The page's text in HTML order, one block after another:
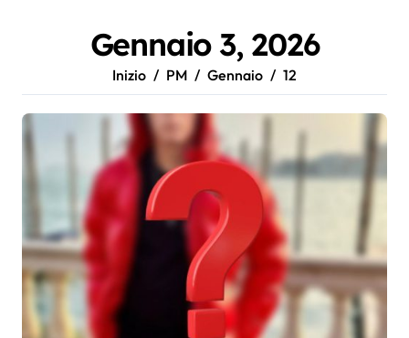
Gennaio 3, 2026
Inizio PM Gennaio 12